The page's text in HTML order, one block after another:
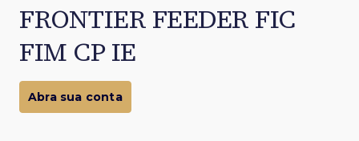
FRONTIER FEEDER FIC
FIM CP IE
Abra sua conta